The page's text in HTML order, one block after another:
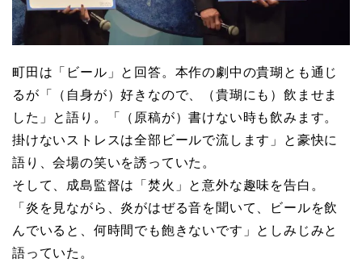
町田は「ビール」と回答。本作の劇中の貴瑚とも通じ
るが「（自身が）好きなので、（貴瑚にも）飲ませま
した」と語り。「（原稿が）書けない時も飲みます。
掛けないストレスは全部ビールで流します」と豪快に
語り、会場の笑いを誘っていた。
そして、成島監督は「焚火」と意外な趣味を告白。
「炎を見ながら、炎がはぜる音を聞いて、ビールを飲
んでいると、何時間でも飽きないです」としみじみと
語っていた。